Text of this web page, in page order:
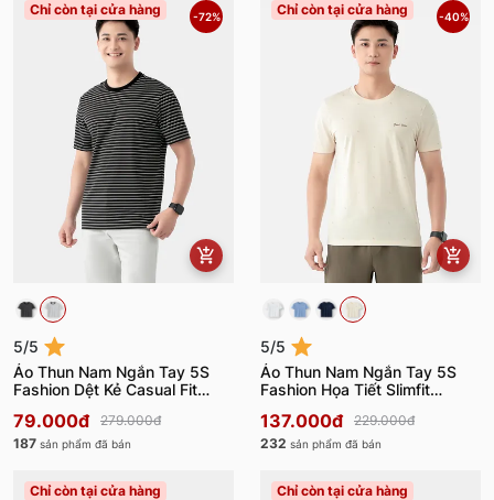
Chỉ còn tại cửa hàng -72%
5/5
Áo Thun Nam Ngắn Tay 5S
Fashion Dệt Kẻ Casual Fit
79.000đ
279.000đ
187 sản phẩm đã bán
Chỉ còn tại cửa hàng -40%
5/5
Áo Thun Nam Ngắn Tay 5S
Fashion Họa Tiết Slimfit
137.000đ
229.000đ
232 sản phẩm đã bán
Chỉ còn tại cửa hàng Chỉ còn tại cửa hàng